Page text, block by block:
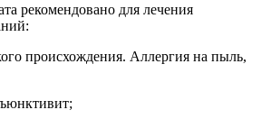
рекомендовано для лечения
происхождения. Аллергия на пыль,